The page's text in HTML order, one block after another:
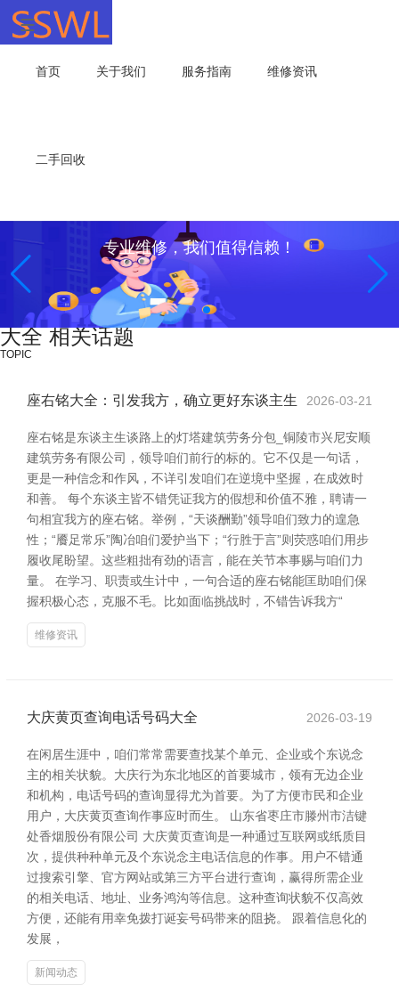
首页 关于我们 服务指南 维修资讯
二手回收
专业维修，我们值得信赖！
大全 相关话题
TOPIC
座右铭大全：引发我方，确立更好东谈主生 2026-03-21
座右铭是东谈主生谈路上的灯塔建筑劳务分包_铜陵市兴尼安顺
建筑劳务有限公司，领导咱们前行的标的。它不仅是一句话，
更是一种信念和作风，不详引发咱们在逆境中坚握，在成效时
和善。 每个东谈主皆不错凭证我方的假想和价值不雅，聘请一
句相宜我方的座右铭。举例，“天谈酬勤”领导咱们致力的遑急
性；“餍足常乐”陶冶咱们爱护当下；“行胜于言”则荧惑咱们用步
履收尾盼望。这些粗拙有劲的语言，能在关节本事赐与咱们力
量。 在学习、职责或生计中，一句合适的座右铭能匡助咱们保
握积极心态，克服不毛。比如面临挑战时，不错告诉我方“
维修资讯
大庆黄页查询电话号码大全 2026-03-19
在闲居生涯中，咱们常常需要查找某个单元、企业或个东说念
主的相关状貌。大庆行为东北地区的首要城市，领有无边企业
和机构，电话号码的查询显得尤为首要。为了方便市民和企业
用户，大庆黄页查询作事应时而生。 山东省枣庄市滕州市洁键
处香烟股份有限公司 大庆黄页查询是一种通过互联网或纸质目
次，提供种种单元及个东说念主电话信息的作事。用户不错通
过搜索引擎、官方网站或第三方平台进行查询，赢得所需企业
的相关电话、地址、业务鸿沟等信息。这种查询状貌不仅高效
方便，还能有用幸免拨打诞妄号码带来的阻挠。 跟着信息化的
发展，
新闻动态